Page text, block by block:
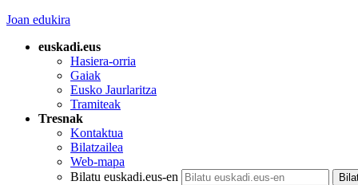
Joan edukira
euskadi.eus
Hasiera-orria
Gaiak
Eusko Jaurlaritza
Tramiteak
Tresnak
Kontaktua
Bilatzailea
Web-mapa
Bilatu euskadi.eus-en